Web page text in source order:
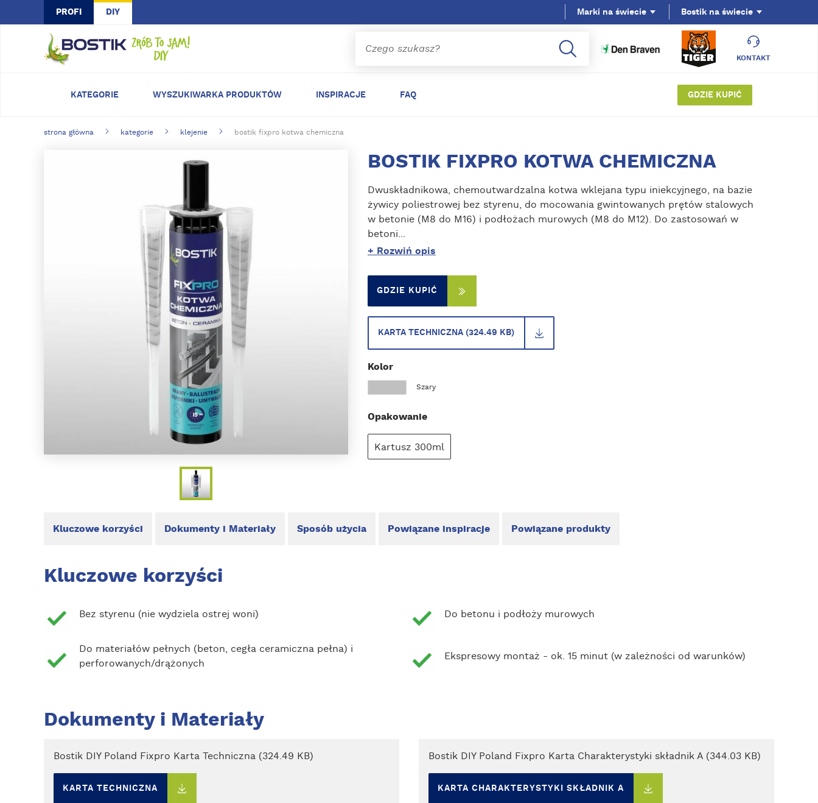
Skip to main content
PROFI DIY
KONTAKT
Bostik na świecie
KATEGORIE WYSZUKIWARKA PRODUKTÓW INSPIRACJE FAQ GDZIE KUPIĆ
Marki na świecie
strona główna kategorie klejenie bostik fixpro kotwa chemiczna
BOSTIK FIXPRO KOTWA CHEMICZNA
Dwuskładnikowa, chemoutwardzalna kotwa wklejana typu iniekcyjnego, na bazie
żywicy poliestrowej bez styrenu, do mocowania gwintowanych prętów stalowych
w betonie (M8 do M16) i podłożach murowych (M8 do M12). Do zastosowań w
betoni...
+ Rozwiń opis
GDZIE KUPIĆ
KARTA TECHNICZNA (324.49 KB)
Kolor
Szary
Opakowanie
Kartusz 300ml
Kluczowe korzyści Dokumenty i Materiały Sposób użycia Powiązane inspiracje Powiązane produkty
Kluczowe korzyści
Bez styrenu (nie wydziela ostrej woni) Do betonu i podłoży murowych
Do materiałów pełnych (beton, cegła ceramiczna pełna) i
perforowanych/drążonych
Ekspresowy montaż - ok. 15 minut (w zależności od warunków)
Dokumenty i Materiały
Bostik DIY Poland Fixpro Karta Techniczna (324.49 KB)
KARTA TECHNICZNA
Bostik DIY Poland Fixpro Karta Charakterystyki składnik A (344.03 KB)
KARTA CHARAKTERYSTYKI SKŁADNIK A